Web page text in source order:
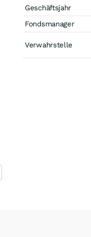
Geschäftsjahr
Fondsmanager
Verwahrstelle